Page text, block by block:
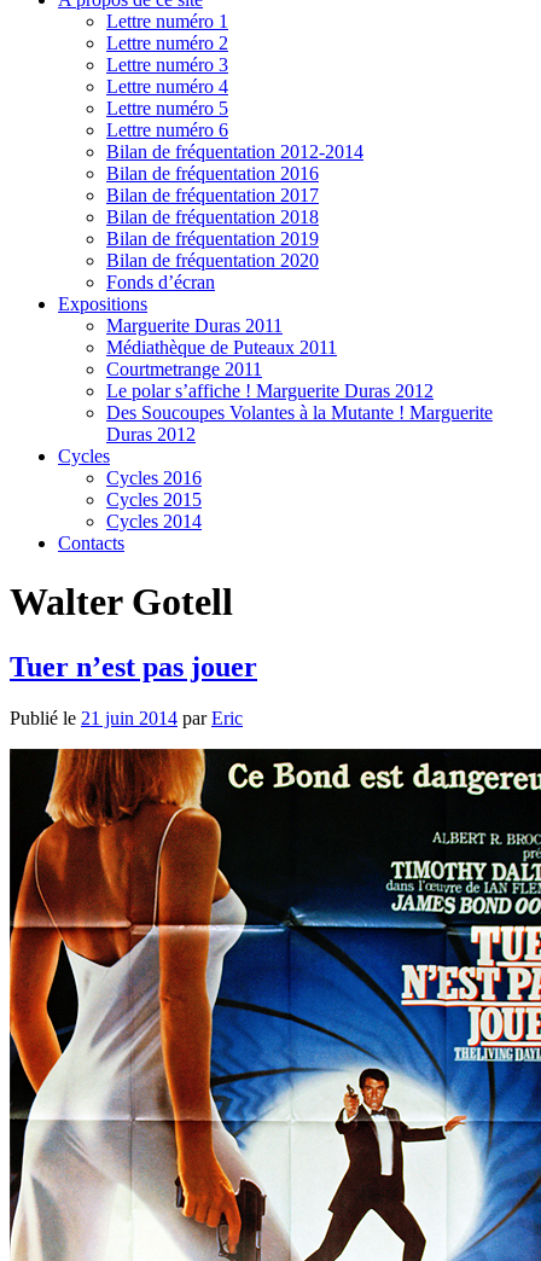
Lettre numéro 1
Lettre numéro 2
Lettre numéro 3
Lettre numéro 4
Lettre numéro 5
Lettre numéro 6
Bilan de fréquentation 2012-2014
Bilan de fréquentation 2016
Bilan de fréquentation 2017
Bilan de fréquentation 2018
Bilan de fréquentation 2019
Bilan de fréquentation 2020
Fonds d’écran
Expositions
Marguerite Duras 2011
Médiathèque de Puteaux 2011
Courtmetrange 2011
Le polar s’affiche ! Marguerite Duras 2012
Des Soucoupes Volantes à la Mutante ! Marguerite
Duras 2012
Cycles
Cycles 2016
Cycles 2015
Cycles 2014
Contacts
Walter Gotell
Tuer n’est pas jouer
Publié le 21 juin 2014 parEric